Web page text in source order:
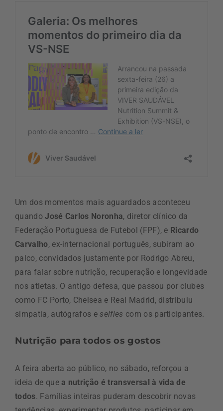
Um dos momentos mais aguardados aconteceu
quandoJosé Carlos Noronha, diretor clínico da
Federação Portuguesa de Futebol (FPF), e Ricardo
Carvalho, ex-internacional português, subiram ao
palco, convidados justamente por Rodrigo Abreu,
para falar sobre nutrição, recuperação e longevidade
nos atletas. O antigo defesa, que passou por clubes
como FC Porto, Chelsea e Real Madrid, distribuiu
simpatia, autógrafos eselfies com os participantes.
Nutrição para todos os gostos
A feira aberta ao público, no sábado, reforçou a
ideia de quea nutrição é transversal à vida de
todos. Famílias inteiras puderam descobrir novas